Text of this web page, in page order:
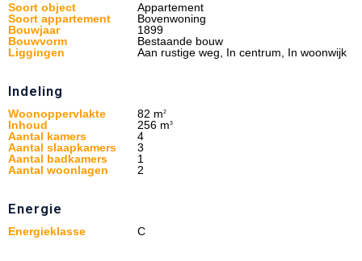
Soort object
Appartement
Soort appartement
Bovenwoning
Bouwjaar
1899
Bouwvorm
Bestaande bouw
Liggingen
Aan rustige weg, In centrum, In woonwijk
Indeling
Woonoppervlakte 82 m2
Inhoud 256 m3
Aantal kamers
4
Aantal slaapkamers
3
Aantal badkamers
1
Aantal woonlagen
2
Energie
Energieklasse C